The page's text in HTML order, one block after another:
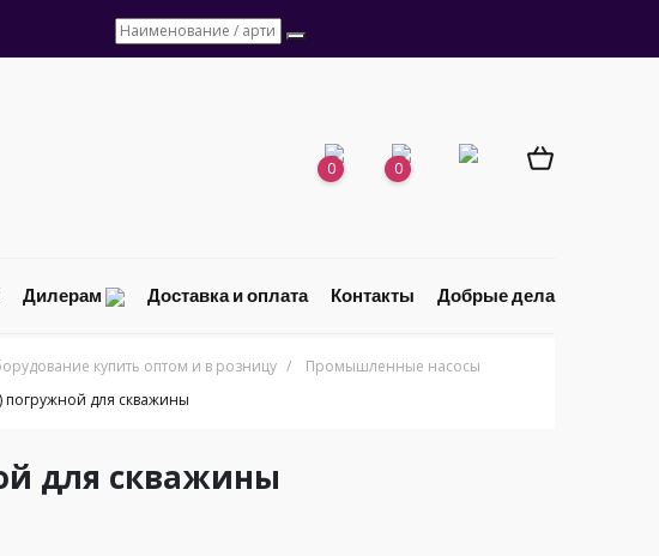
0 0
Дилерам Доставка и оплата Контакты Добрые дела
купить оптом и в розницу /
Промышленные насосы
погружной для скважины
для скважины